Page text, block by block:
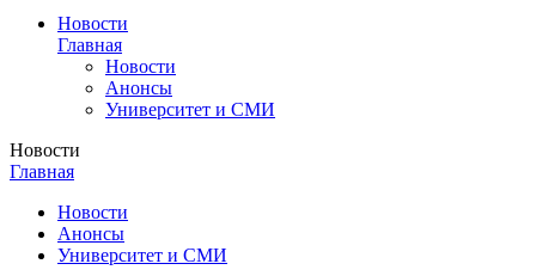
Новости
Главная
Новости
Анонсы
Университет и СМИ
Новости
Главная
Новости
Анонсы
Университет и СМИ